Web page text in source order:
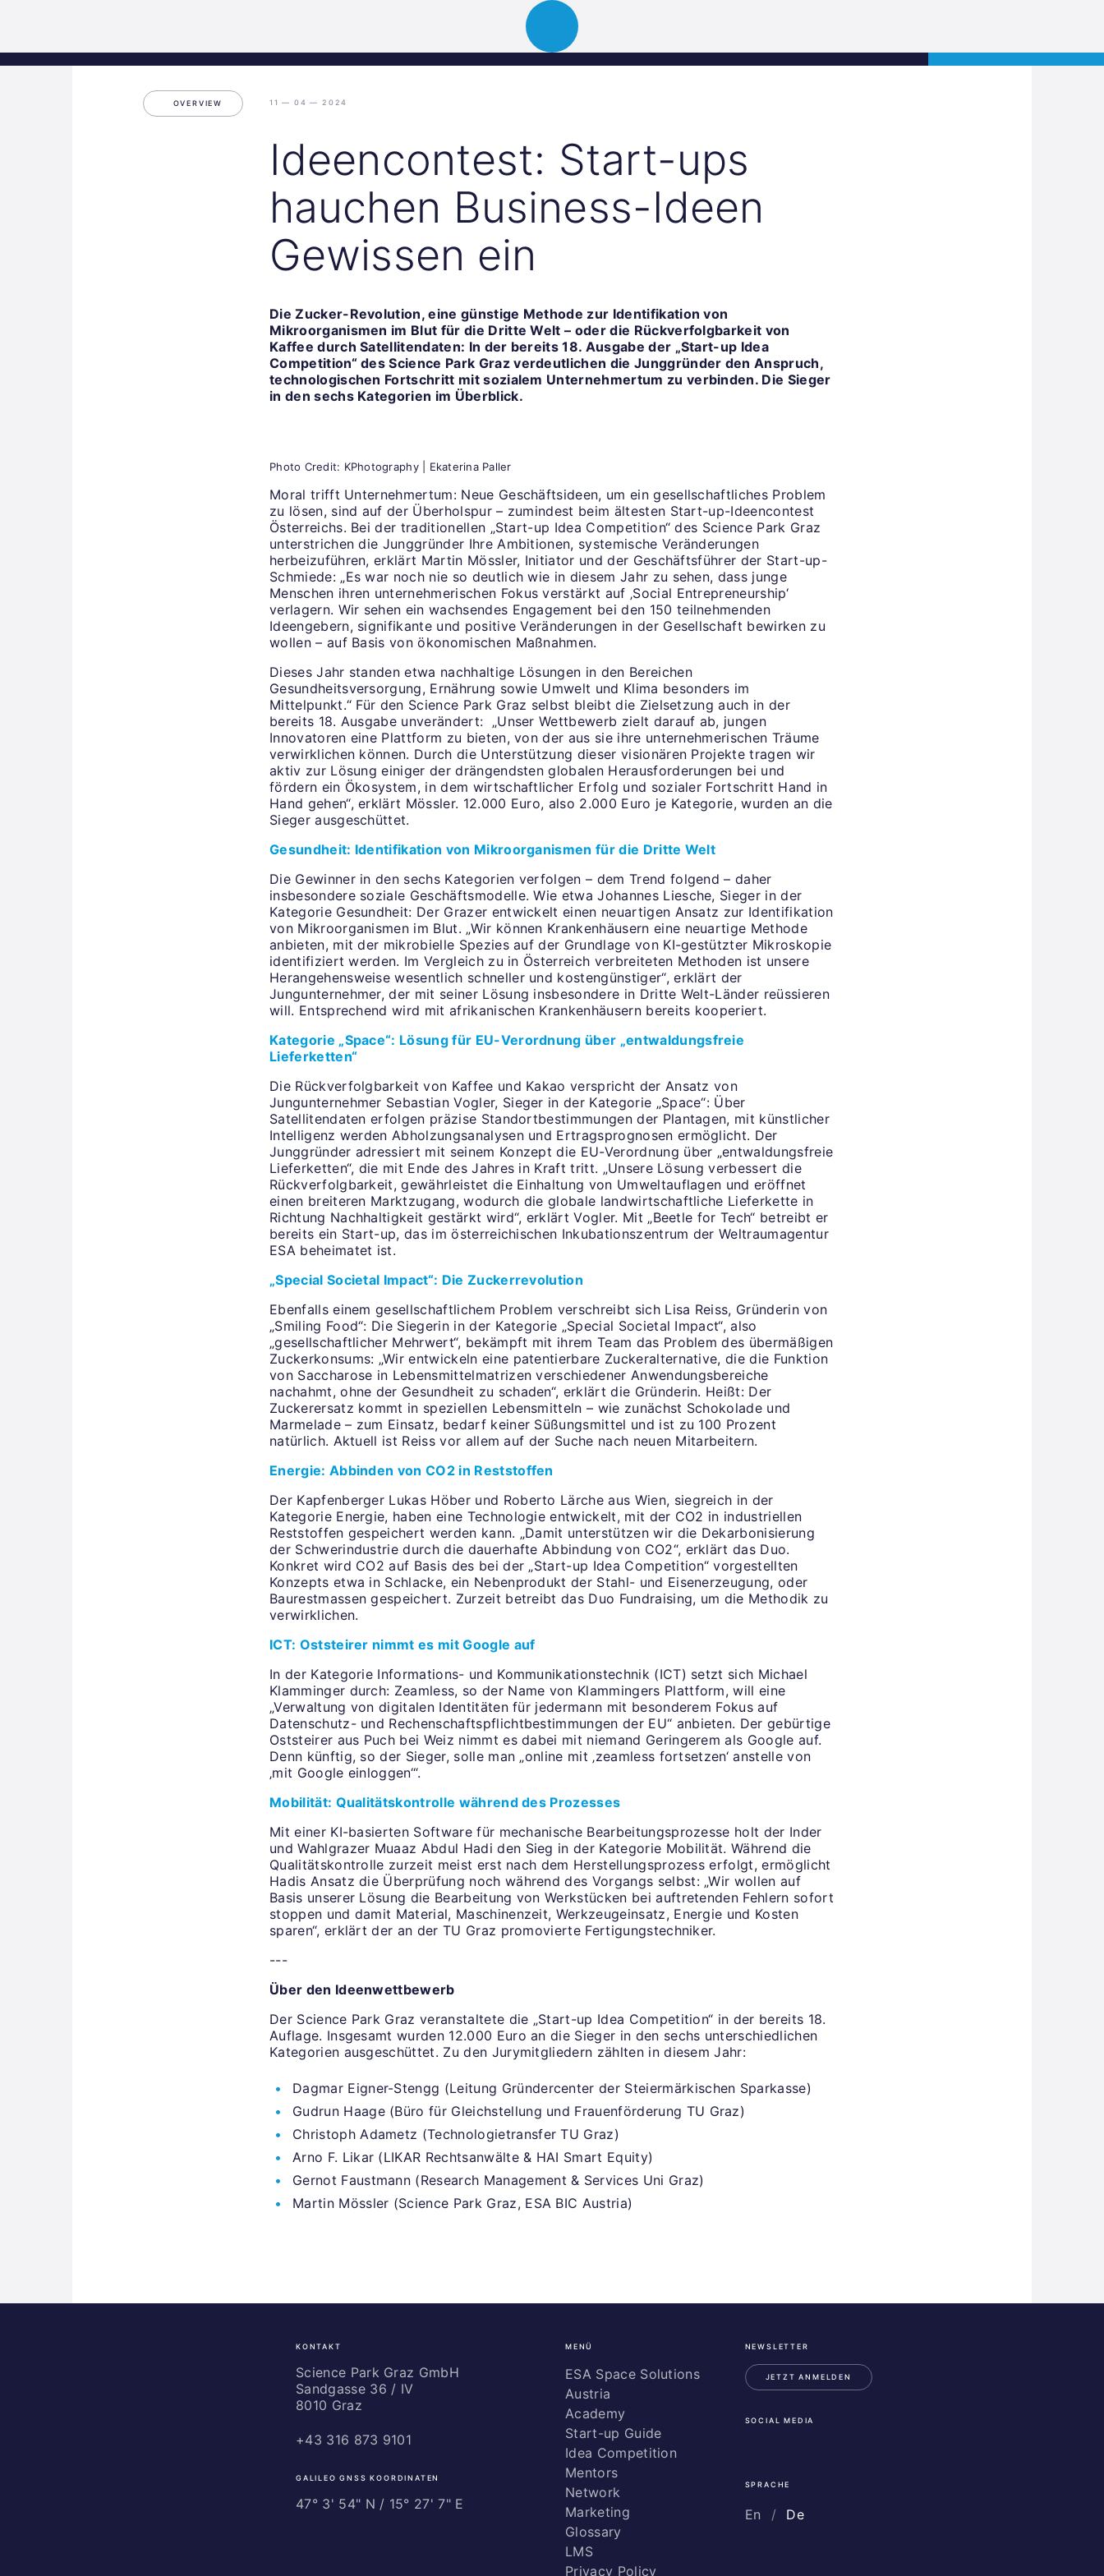
Graz
Portfolio
OVERVIEW 11 — 04 — 2024
Ideencontest: Start-ups
hauchen Business-Ideen
Gewissen ein
Die Zucker-Revolution, eine günstige Methode zur Identifikation von
Mikroorganismen im Blut für die Dritte Welt – oder die Rückverfolgbarkeit von
Kaffee durch Satellitendaten: In der bereits 18. Ausgabe der „Start-up Idea
Competition“ des Science Park Graz verdeutlichen die Junggründer den Anspruch,
technologischen Fortschritt mit sozialem Unternehmertum zu verbinden. Die Sieger
in den sechs Kategorien im Überblick.
Photo Credit: KPhotography | Ekaterina Paller
Moral trifft Unternehmertum: Neue Geschäftsideen, um ein gesellschaftliches Problem
zu lösen, sind auf der Überholspur – zumindest beim ältesten Start-up-Ideencontest
Österreichs. Bei der traditionellen „Start-up Idea Competition“ des Science Park Graz
unterstrichen die Junggründer Ihre Ambitionen, systemische Veränderungen
herbeizuführen, erklärt Martin Mössler, Initiator und der Geschäftsführer der Start-up-
Schmiede: „Es war noch nie so deutlich wie in diesem Jahr zu sehen, dass junge
Menschen ihren unternehmerischen Fokus verstärkt auf ‚Social Entrepreneurship‘
verlagern. Wir sehen ein wachsendes Engagement bei den 150 teilnehmenden
Ideengebern, signifikante und positive Veränderungen in der Gesellschaft bewirken zu
wollen – auf Basis von ökonomischen Maßnahmen.
Dieses Jahr standen etwa nachhaltige Lösungen in den Bereichen
Gesundheitsversorgung, Ernährung sowie Umwelt und Klima besonders im
Mittelpunkt.“ Für den Science Park Graz selbst bleibt die Zielsetzung auch in der
bereits 18. Ausgabe unverändert: „Unser Wettbewerb zielt darauf ab, jungen
Innovatoren eine Plattform zu bieten, von der aus sie ihre unternehmerischen Träume
verwirklichen können. Durch die Unterstützung dieser visionären Projekte tragen wir
aktiv zur Lösung einiger der drängendsten globalen Herausforderungen bei und
fördern ein Ökosystem, in dem wirtschaftlicher Erfolg und sozialer Fortschritt Hand in
Hand gehen“, erklärt Mössler. 12.000 Euro, also 2.000 Euro je Kategorie, wurden an die
Sieger ausgeschüttet.
Gesundheit: Identifikation von Mikroorganismen für die Dritte Welt
Die Gewinner in den sechs Kategorien verfolgen – dem Trend folgend – daher
insbesondere soziale Geschäftsmodelle. Wie etwa Johannes Liesche, Sieger in der
Kategorie Gesundheit: Der Grazer entwickelt einen neuartigen Ansatz zur Identifikation
von Mikroorganismen im Blut. „Wir können Krankenhäusern eine neuartige Methode
anbieten, mit der mikrobielle Spezies auf der Grundlage von KI-gestützter Mikroskopie
identifiziert werden. Im Vergleich zu in Österreich verbreiteten Methoden ist unsere
Herangehensweise wesentlich schneller und kostengünstiger“, erklärt der
Jungunternehmer, der mit seiner Lösung insbesondere in Dritte Welt-Länder reüssieren
will. Entsprechend wird mit afrikanischen Krankenhäusern bereits kooperiert.
Kategorie „Space“: Lösung für EU-Verordnung über „entwaldungsfreie
Lieferketten“
Die Rückverfolgbarkeit von Kaffee und Kakao verspricht der Ansatz von
Jungunternehmer Sebastian Vogler, Sieger in der Kategorie „Space“: Über
Satellitendaten erfolgen präzise Standortbestimmungen der Plantagen, mit künstlicher
Intelligenz werden Abholzungsanalysen und Ertragsprognosen ermöglicht. Der
Junggründer adressiert mit seinem Konzept die EU-Verordnung über „entwaldungsfreie
Lieferketten“, die mit Ende des Jahres in Kraft tritt. „Unsere Lösung verbessert die
Rückverfolgbarkeit, gewährleistet die Einhaltung von Umweltauflagen und eröffnet
einen breiteren Marktzugang, wodurch die globale landwirtschaftliche Lieferkette in
Richtung Nachhaltigkeit gestärkt wird“, erklärt Vogler. Mit „Beetle for Tech“ betreibt er
bereits ein Start-up, das im österreichischen Inkubationszentrum der Weltraumagentur
ESA beheimatet ist.
„Special Societal Impact“: Die Zuckerrevolution
Ebenfalls einem gesellschaftlichem Problem verschreibt sich Lisa Reiss, Gründerin von
„Smiling Food“: Die Siegerin in der Kategorie „Special Societal Impact“, also
„gesellschaftlicher Mehrwert“, bekämpft mit ihrem Team das Problem des übermäßigen
Zuckerkonsums: „Wir entwickeln eine patentierbare Zuckeralternative, die die Funktion
von Saccharose in Lebensmittelmatrizen verschiedener Anwendungsbereiche
nachahmt, ohne der Gesundheit zu schaden“, erklärt die Gründerin. Heißt: Der
Zuckerersatz kommt in speziellen Lebensmitteln – wie zunächst Schokolade und
Marmelade – zum Einsatz, bedarf keiner Süßungsmittel und ist zu 100 Prozent
natürlich. Aktuell ist Reiss vor allem auf der Suche nach neuen Mitarbeitern.
Energie: Abbinden von CO2 in Reststoffen
Der Kapfenberger Lukas Höber und Roberto Lärche aus Wien, siegreich in der
Kategorie Energie, haben eine Technologie entwickelt, mit der CO2 in industriellen
Reststoffen gespeichert werden kann. „Damit unterstützen wir die Dekarbonisierung
der Schwerindustrie durch die dauerhafte Abbindung von CO2“, erklärt das Duo.
Konkret wird CO2 auf Basis des bei der „Start-up Idea Competition“ vorgestellten
Konzepts etwa in Schlacke, ein Nebenprodukt der Stahl- und Eisenerzeugung, oder
Baurestmassen gespeichert. Zurzeit betreibt das Duo Fundraising, um die Methodik zu
verwirklichen.
ICT: Oststeirer nimmt es mit Google auf
In der Kategorie Informations- und Kommunikationstechnik (ICT) setzt sich Michael
Klamminger durch: Zeamless, so der Name von Klammingers Plattform, will eine
„Verwaltung von digitalen Identitäten für jedermann mit besonderem Fokus auf
Datenschutz- und Rechenschaftspflichtbestimmungen der EU“ anbieten. Der gebürtige
Oststeirer aus Puch bei Weiz nimmt es dabei mit niemand Geringerem als Google auf.
Denn künftig, so der Sieger, solle man „online mit ‚zeamless fortsetzen‘ anstelle von
‚mit Google einloggen‘“.
Mobilität: Qualitätskontrolle während des Prozesses
Mit einer KI-basierten Software für mechanische Bearbeitungsprozesse holt der Inder
und Wahlgrazer Muaaz Abdul Hadi den Sieg in der Kategorie Mobilität. Während die
Qualitätskontrolle zurzeit meist erst nach dem Herstellungsprozess erfolgt, ermöglicht
Hadis Ansatz die Überprüfung noch während des Vorgangs selbst: „Wir wollen auf
Basis unserer Lösung die Bearbeitung von Werkstücken bei auftretenden Fehlern sofort
stoppen und damit Material, Maschinenzeit, Werkzeugeinsatz, Energie und Kosten
sparen“, erklärt der an der TU Graz promovierte Fertigungstechniker.
---
Über den Ideenwettbewerb
Der Science Park Graz veranstaltete die „Start-up Idea Competition“ in der bereits 18.
Auflage. Insgesamt wurden 12.000 Euro an die Sieger in den sechs unterschiedlichen
Kategorien ausgeschüttet. Zu den Jurymitgliedern zählten in diesem Jahr:
Dagmar Eigner-Stengg (Leitung Gründercenter der Steiermärkischen Sparkasse)
Gudrun Haage (Büro für Gleichstellung und Frauenförderung TU Graz)
Christoph Adametz (Technologietransfer TU Graz)
Arno F. Likar (LIKAR Rechtsanwälte & HAI Smart Equity)
Gernot Faustmann (Research Management & Services Uni Graz)
Martin Mössler (Science Park Graz, ESA BIC Austria)
KONTAKT
Science Park Graz GmbH
Sandgasse 36 / IV
8010 Graz
+43 316 873 9101
GALILEO GNSS KOORDINATEN
47° 3' 54" N / ­15° 27' 7" E
MENÜ
ESA Space Solutions
Austria
Academy
Start-up Guide
Idea Competition
Mentors
Network
Marketing
Glossary
LMS
Privacy Policy
NEWSLETTER
JETZT ANMELDEN
SOCIAL MEDIA
SPRACHE
En De